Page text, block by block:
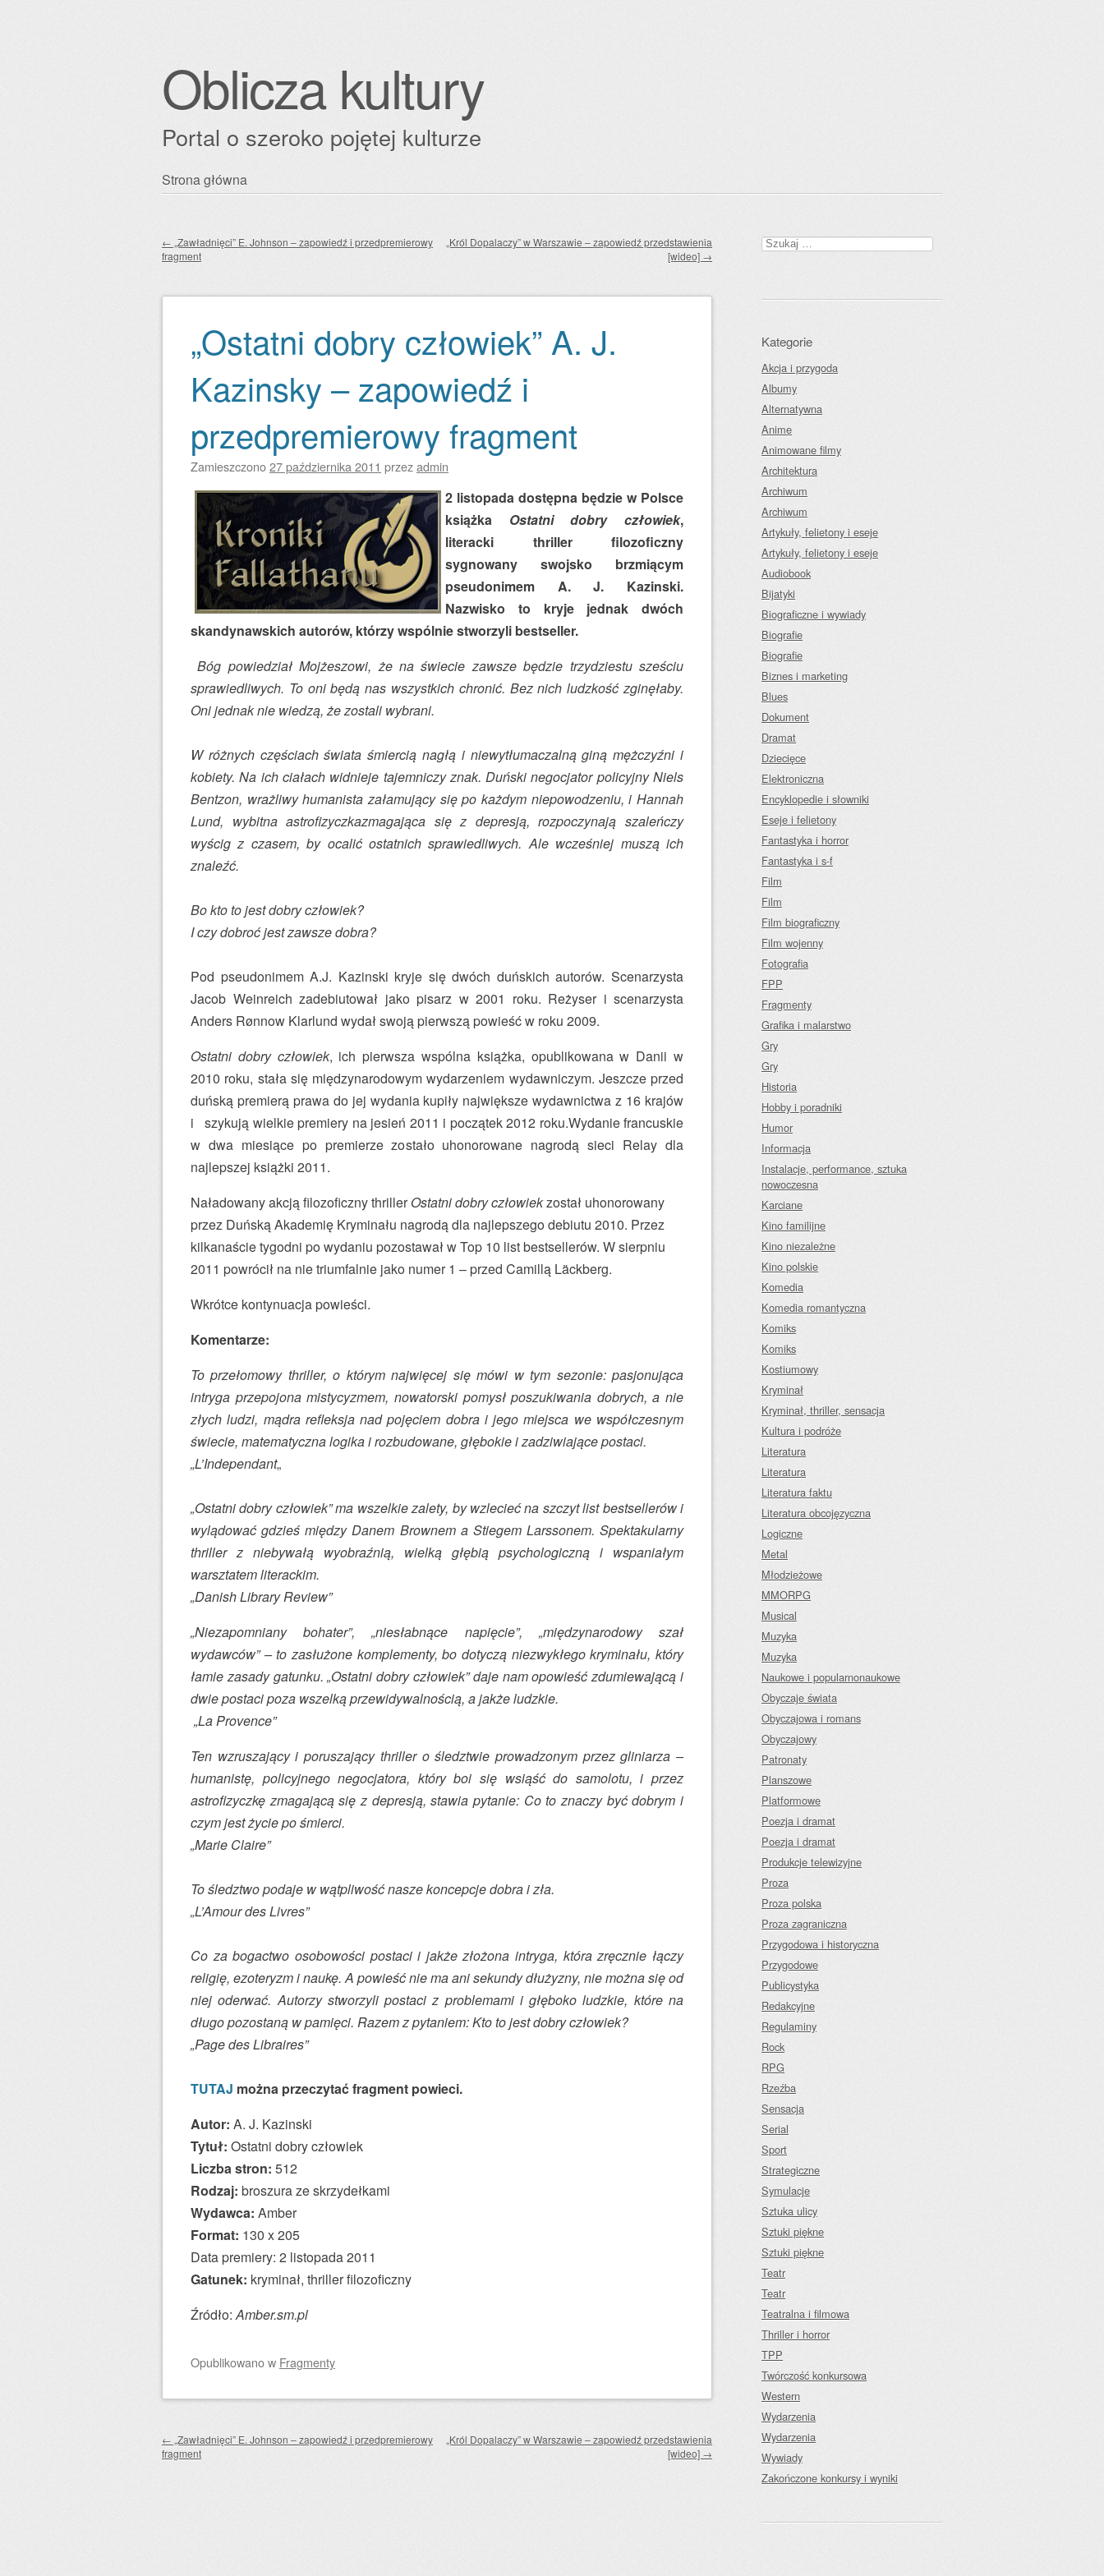
Oblicza kultury
Portal o szeroko pojętej kulturze
Przejdź
Strona główna
← „Zawładnięci” E. Johnson – zapowiedź i przedpremierowy
fragment
„Król Dopalaczy” w Warszawie – zapowiedź przedstawienia
[wideo] →
„Ostatni dobry człowiek” A. J.
Kazinsky – zapowiedź i
przedpremierowy fragment
Zamieszczono27 października 2011 przezadmin
2 listopada dostępna będzie w Polsce
książka Ostatni dobry człowiek,
literacki thriller filozoficzny
sygnowany swojsko brzmiącym
pseudonimem A. J. Kazinski.
Nazwisko to kryje jednak dwóch
skandynawskich autorów, którzy wspólnie stworzyli bestseller.
Bóg powiedział Mojżeszowi, że na świecie zawsze będzie trzydziestu sześciu
sprawiedliwych. To oni będą nas wszystkich chronić. Bez nich ludzkość zginęłaby.
Oni jednak nie wiedzą, że zostali wybrani.
W różnych częściach świata śmiercią nagłą i niewytłumaczalną giną mężczyźni i
kobiety. Na ich ciałach widnieje tajemniczy znak. Duński negocjator policyjny Niels
Bentzon, wrażliwy humanista załamujący się po każdym niepowodzeniu, i Hannah
Lund, wybitna astrofizyczkazmagająca się z depresją, rozpoczynają szaleńczy
wyścig z czasem, by ocalić ostatnich sprawiedliwych. Ale wcześniej muszą ich
znaleźć.
Bo kto to jest dobry człowiek?
I czy dobroć jest zawsze dobra?
Pod pseudonimem A.J. Kazinski kryje się dwóch duńskich autorów. Scenarzysta
Jacob Weinreich zadebiutował jako pisarz w 2001 roku. Reżyser i scenarzysta
Anders Rønnow Klarlund wydał swoją pierwszą powieść w roku 2009.
Ostatni dobry człowiek, ich pierwsza wspólna książka, opublikowana w Danii w
2010 roku, stała się międzynarodowym wydarzeniem wydawniczym. Jeszcze przed
duńską premierą prawa do jej wydania kupiły największe wydawnictwa z 16 krajów
i szykują wielkie premiery na jesień 2011 i początek 2012 roku.Wydanie francuskie
w dwa miesiące po premierze zostało uhonorowane nagrodą sieci Relay dla
najlepszej książki 2011.
Naładowany akcją filozoficzny thrillerOstatni dobry człowiekzostał uhonorowany
przez Duńską Akademię Kryminału nagrodą dla najlepszego debiutu 2010. Przez
kilkanaście tygodni po wydaniu pozostawał w Top 10 list bestsellerów. W sierpniu
2011 powrócił na nie triumfalnie jako numer 1 – przed Camillą Läckberg.
Wkrótce kontynuacja powieści.
Komentarze:
To przełomowy thriller, o którym najwięcej się mówi w tym sezonie: pasjonująca
intryga przepojona mistycyzmem, nowatorski pomysł poszukiwania dobrych, a nie
złych ludzi, mądra refleksja nad pojęciem dobra i jego miejsca we współczesnym
świecie, matematyczna logika i rozbudowane, głębokie i zadziwiające postaci.
„L’Independant„
„Ostatni dobry człowiek” ma wszelkie zalety, by wzlecieć na szczyt list bestsellerów i
wylądować gdzieś między Danem Brownem a Stiegem Larssonem. Spektakularny
thriller z niebywałą wyobraźnią, wielką głębią psychologiczną i wspaniałym
warsztatem literackim.
„Danish Library Review”
„Niezapomniany bohater”, „niesłabnące napięcie”, „międzynarodowy szał
wydawców” – to zasłużone komplementy, bo dotyczą niezwykłego kryminału, który
łamie zasady gatunku. „Ostatni dobry człowiek” daje nam opowieść zdumiewającą i
dwie postaci poza wszelką przewidywalnością, a jakże ludzkie.
„La Provence”
Ten wzruszający i poruszający thriller o śledztwie prowadzonym przez gliniarza –
humanistę, policyjnego negocjatora, który boi się wsiąść do samolotu, i przez
astrofizyczkę zmagającą się z depresją, stawia pytanie: Co to znaczy być dobrym i
czym jest życie po śmierci.
„Marie Claire”
To śledztwo podaje w wątpliwość nasze koncepcje dobra i zła.
„L’Amour des Livres”
Co za bogactwo osobowości postaci i jakże złożona intryga, która zręcznie łączy
religię, ezoteryzm i naukę. A powieść nie ma ani sekundy dłużyzny, nie można się od
niej oderwać. Autorzy stworzyli postaci z problemami i głęboko ludzkie, które na
długo pozostaną w pamięci. Razem z pytaniem: Kto to jest dobry człowiek?
„Page des Libraires”
TUTAJ można przeczytać fragment powieci.
Autor: A. J. Kazinski
Tytuł: Ostatni dobry człowiek
Liczba stron: 512
Rodzaj: broszura ze skrzydełkami
Wydawca: Amber
Format: 130 x 205
Data premiery: 2 listopada 2011
Gatunek: kryminał, thriller filozoficzny
Źródło:Amber.sm.pl
Opublikowanow Fragmenty
Zobacz wpisy
← „Zawładnięci” E. Johnson – zapowiedź i przedpremierowy
fragment
„Król Dopalaczy” w Warszawie – zapowiedź przedstawienia
[wideo] →
Szukaj:
Kategorie
Akcja i przygoda
Albumy
Alternatywna
Anime
Animowane filmy
Architektura
Archiwum
Archiwum
Artykuły, felietony i eseje
Artykuły, felietony i eseje
Audiobook
Bijatyki
Biograficzne i wywiady
Biografie
Biografie
Biznes i marketing
Blues
Dokument
Dramat
Dziecięce
Elektroniczna
Encyklopedie i słowniki
Eseje i felietony
Fantastyka i horror
Fantastyka i s-f
Film
Film
Film biograficzny
Film wojenny
Fotografia
FPP
Fragmenty
Grafika i malarstwo
Gry
Gry
Historia
Hobby i poradniki
Humor
Informacja
Instalacje, performance, sztuka
nowoczesna
Karciane
Kino familijne
Kino niezależne
Kino polskie
Komedia
Komedia romantyczna
Komiks
Komiks
Kostiumowy
Kryminał
Kryminał, thriller, sensacja
Kultura i podróże
Literatura
Literatura
Literatura faktu
Literatura obcojęzyczna
Logiczne
Metal
Młodzieżowe
MMORPG
Musical
Muzyka
Muzyka
Naukowe i popularnonaukowe
Obyczaje świata
Obyczajowa i romans
Obyczajowy
Patronaty
Planszowe
Platformowe
Poezja i dramat
Poezja i dramat
Produkcje telewizyjne
Proza
Proza polska
Proza zagraniczna
Przygodowa i historyczna
Przygodowe
Publicystyka
Redakcyjne
Regulaminy
Rock
RPG
Rzeźba
Sensacja
Serial
Sport
Strategiczne
Symulacje
Sztuka ulicy
Sztuki piękne
Sztuki piękne
Teatr
Teatr
Teatralna i filmowa
Thriller i horror
TPP
Twórczość konkursowa
Western
Wydarzenia
Wydarzenia
Wywiady
Zakończone konkursy i wyniki